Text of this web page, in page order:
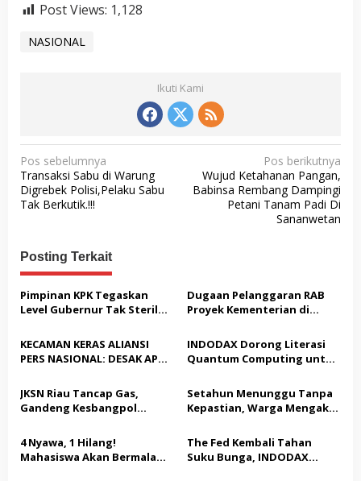
Post Views: 1,128
NASIONAL
Ikuti Kami
N
a
v
g
a
s
i
p
o
s
Pos sebelumnya
Transaksi Sabu di Warung
Digrebek Polisi,Pelaku Sabu
Tak Berkutik.!!!
Pos berikutnya
Wujud Ketahanan Pangan,
Babinsa Rembang Dampingi
Petani Tanam Padi Di
Sananwetan
Posting Terkait
Pimpinan KPK Tegaskan
Level Gubernur Tak Steril
Cukup, Bukan Dilindungi
Dugaan Pelanggaran RAB
Proyek Kementerian di
Nasionaldetik.com Desak
Tindakan Tegas
KECAMAN KERAS ALIANSI
PERS NASIONAL: DESAK APH
TERHADAP JURNALIS DAN
USUT TUNTAS GURITA
PUNGLI BERJAMAAH SERTA
KEPALA DINAS PENDIDIKAN
INDODAX Dorong Literasi
Quantum Computing untuk
Blockchain
JKSN Riau Tancap Gas,
Gandeng Kesbangpol
Kebangsaan dan Moderasi
Beragama
Setahun Menunggu Tanpa
Kepastian, Warga Mengaku
Tak Terealisasi
4 Nyawa, 1 Hilang!
Mahasiswa Akan Bermalam
The Fed Kembali Tahan
Suku Bunga, INDODAX